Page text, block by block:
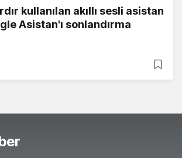
kullanılan akıllı sesli asistan
Asistan'ı sonlandırma